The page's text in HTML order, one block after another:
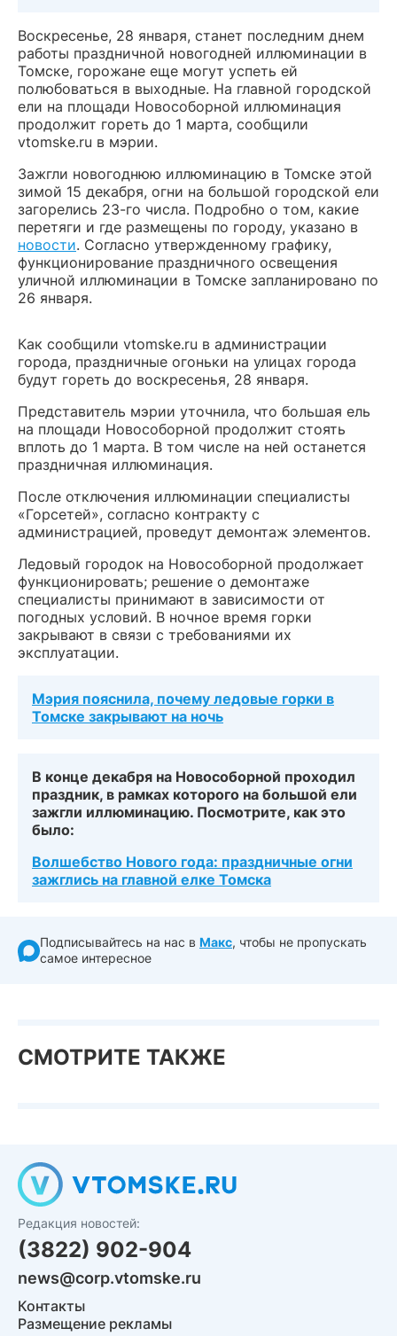
Воскресенье, 28 января, станет последним днем
работы праздничной новогодней иллюминации в
Томске, горожане еще могут успеть ей
полюбоваться в выходные. На главной городской
ели на площади Новособорной иллюминация
продолжит гореть до 1 марта, сообщили
vtomske.ru в мэрии.
Зажгли новогоднюю иллюминацию в Томске этой
зимой 15 декабря, огни на большой городской ели
загорелись 23-го числа. Подробно о том, какие
перетяги и где размещены по городу, указано в
новости. Согласно утвержденному графику,
функционирование праздничного освещения
уличной иллюминации в Томске запланировано по
26 января.
Как сообщили vtomske.ru в администрации
города, праздничные огоньки на улицах города
будут гореть до воскресенья, 28 января.
Представитель мэрии уточнила, что большая ель
на площади Новособорной продолжит стоять
вплоть до 1 марта. В том числе на ней останется
праздничная иллюминация.
После отключения иллюминации специалисты
«Горсетей», согласно контракту с
администрацией, проведут демонтаж элементов.
Ледовый городок на Новособорной продолжает
функционировать; решение о демонтаже
специалисты принимают в зависимости от
погодных условий. В ночное время горки
закрывают в связи с требованиями их
эксплуатации.
Мэрия пояснила, почему ледовые горки в
Томске закрывают на ночь
В конце декабря на Новособорной проходил
праздник, в рамках которого на большой ели
зажгли иллюминацию. Посмотрите, как это
было:
Волшебство Нового года: праздничные огни
зажглись на главной елке Томска
Подписывайтесь на нас в Макс, чтобы не пропускать
самое интересное
СМОТРИТЕ ТАКЖЕ
Редакция новостей:
(3822) 902-904
news@corp.vtomske.ru
Контакты
Размещение рекламы